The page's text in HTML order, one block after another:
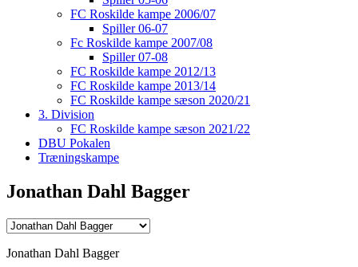
FC Roskilde kampe 2006/07
Spiller 06-07
Fc Roskilde kampe 2007/08
Spiller 07-08
FC Roskilde kampe 2012/13
FC Roskilde kampe 2013/14
FC Roskilde kampe sæson 2020/21
3. Division
FC Roskilde kampe sæson 2021/22
DBU Pokalen
Træningskampe
Jonathan Dahl Bagger
Jonathan Dahl Bagger